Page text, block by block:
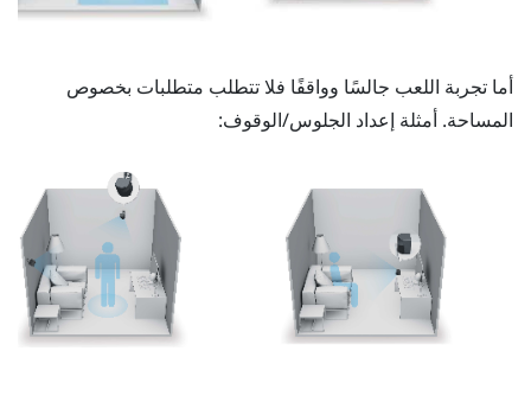
أما تجربة اللعب جالسًا وواقفًا فلا تتطلب متطلبات بخصوص
المساحة. أمثلة إعداد الجلوس/الوقوف: